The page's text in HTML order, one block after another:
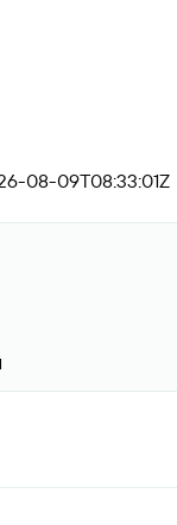
08-09T08:33:01Z